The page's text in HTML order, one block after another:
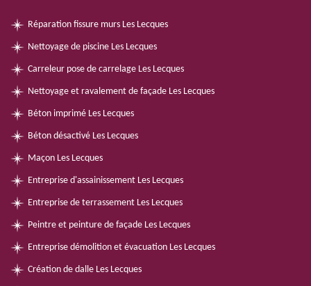
Réparation fissure murs Les Lecques
Nettoyage de piscine Les Lecques
Carreleur pose de carrelage Les Lecques
Nettoyage et ravalement de façade Les Lecques
Béton imprimé Les Lecques
Béton désactivé Les Lecques
Maçon Les Lecques
Entreprise d'assainissement Les Lecques
Entreprise de terrassement Les Lecques
Peintre et peinture de façade Les Lecques
Entreprise démolition et évacuation Les Lecques
Création de dalle Les Lecques